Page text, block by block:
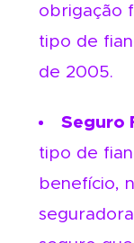
obrigação
tipo de
de 2005.
Seguro
tipo de
benefício,